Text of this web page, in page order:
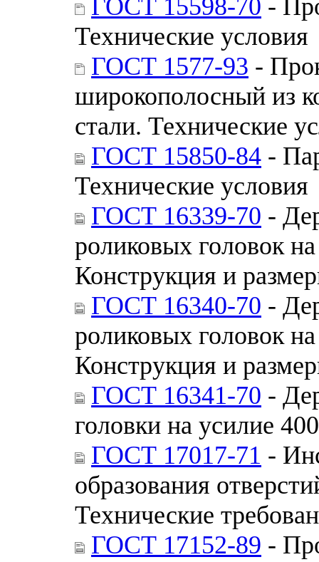
ГОСТ 15598-70 -
Технические условия
ГОСТ 1577-93 -
широкополосный из
стали. Технические
ГОСТ 15850-84 -
Технические условия
ГОСТ 16339-70 -
роликовых головок
Конструкция и
ГОСТ 16340-70 -
роликовых головок
Конструкция и
ГОСТ 16341-70 -
головки на усилие
ГОСТ 17017-71 -
образования
Технические
ГОСТ 17152-89 -